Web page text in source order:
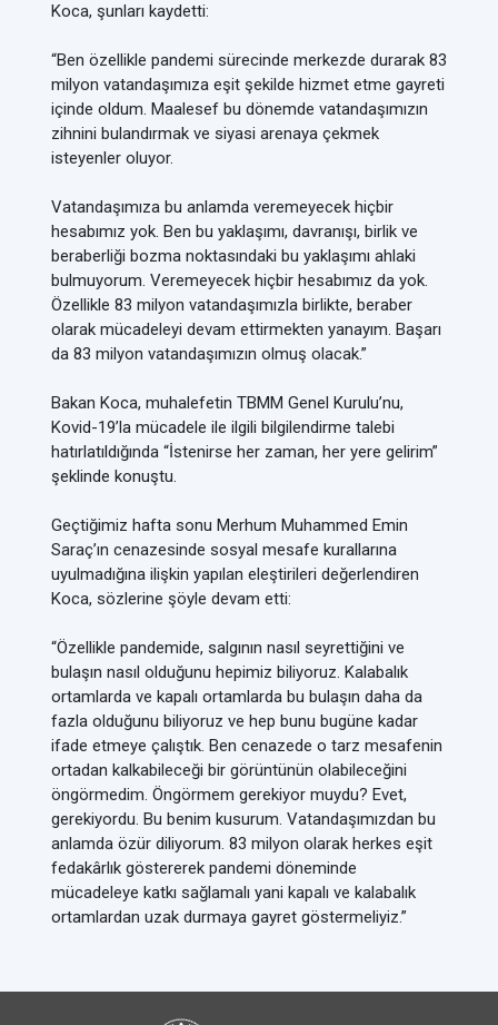
Koca, şunları kaydetti:
“Ben özellikle pandemi sürecinde merkezde durarak 83
milyon vatandaşımıza eşit şekilde hizmet etme gayreti
içinde oldum. Maalesef bu dönemde vatandaşımızın
zihnini bulandırmak ve siyasi arenaya çekmek
isteyenler oluyor.
Vatandaşımıza bu anlamda veremeyecek hiçbir
hesabımız yok. Ben bu yaklaşımı, davranışı, birlik ve
beraberliği bozma noktasındaki bu yaklaşımı ahlaki
bulmuyorum. Veremeyecek hiçbir hesabımız da yok.
Özellikle 83 milyon vatandaşımızla birlikte, beraber
olarak mücadeleyi devam ettirmekten yanayım. Başarı
da 83 milyon vatandaşımızın olmuş olacak.”
Bakan Koca, muhalefetin TBMM Genel Kurulu’nu,
Kovid-19’la mücadele ile ilgili bilgilendirme talebi
hatırlatıldığında “İstenirse her zaman, her yere gelirim”
şeklinde konuştu.
Geçtiğimiz hafta sonu Merhum Muhammed Emin
Saraç’ın cenazesinde sosyal mesafe kurallarına
uyulmadığına ilişkin yapılan eleştirileri değerlendiren
Koca, sözlerine şöyle devam etti:
“Özellikle pandemide, salgının nasıl seyrettiğini ve
bulaşın nasıl olduğunu hepimiz biliyoruz. Kalabalık
ortamlarda ve kapalı ortamlarda bu bulaşın daha da
fazla olduğunu biliyoruz ve hep bunu bugüne kadar
ifade etmeye çalıştık. Ben cenazede o tarz mesafenin
ortadan kalkabileceği bir görüntünün olabileceğini
öngörmedim. Öngörmem gerekiyor muydu? Evet,
gerekiyordu. Bu benim kusurum. Vatandaşımızdan bu
anlamda özür diliyorum. 83 milyon olarak herkes eşit
fedakârlık göstererek pandemi döneminde
mücadeleye katkı sağlamalı yani kapalı ve kalabalık
ortamlardan uzak durmaya gayret göstermeliyiz.”